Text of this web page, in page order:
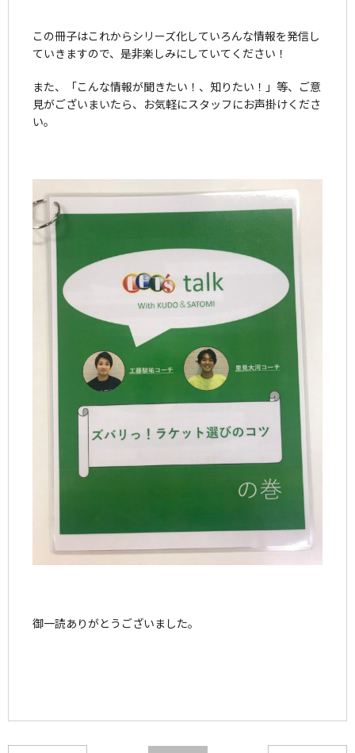
この冊子はこれからシリーズ化していろんな情報を発信し
ていきますので、是非楽しみにしていてください！
また、「こんな情報が聞きたい！、知りたい！」等、ご意
見がございまいたら、お気軽にスタッフにお声掛けくださ
い。
御一読ありがとうございました。